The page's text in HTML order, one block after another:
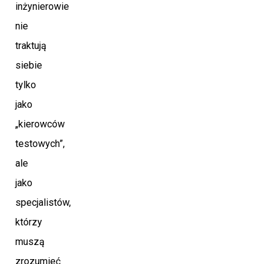
inżynierowie
nie
traktują
siebie
tylko
jako
„kierowców
testowych”,
ale
jako
specjalistów,
którzy
muszą
zrozumieć